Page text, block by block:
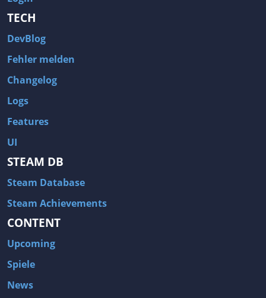
TECH
DevBlog
Fehler melden
Changelog
Logs
Features
UI
STEAM DB
Steam Database
Steam Achievements
CONTENT
Upcoming
Spiele
News